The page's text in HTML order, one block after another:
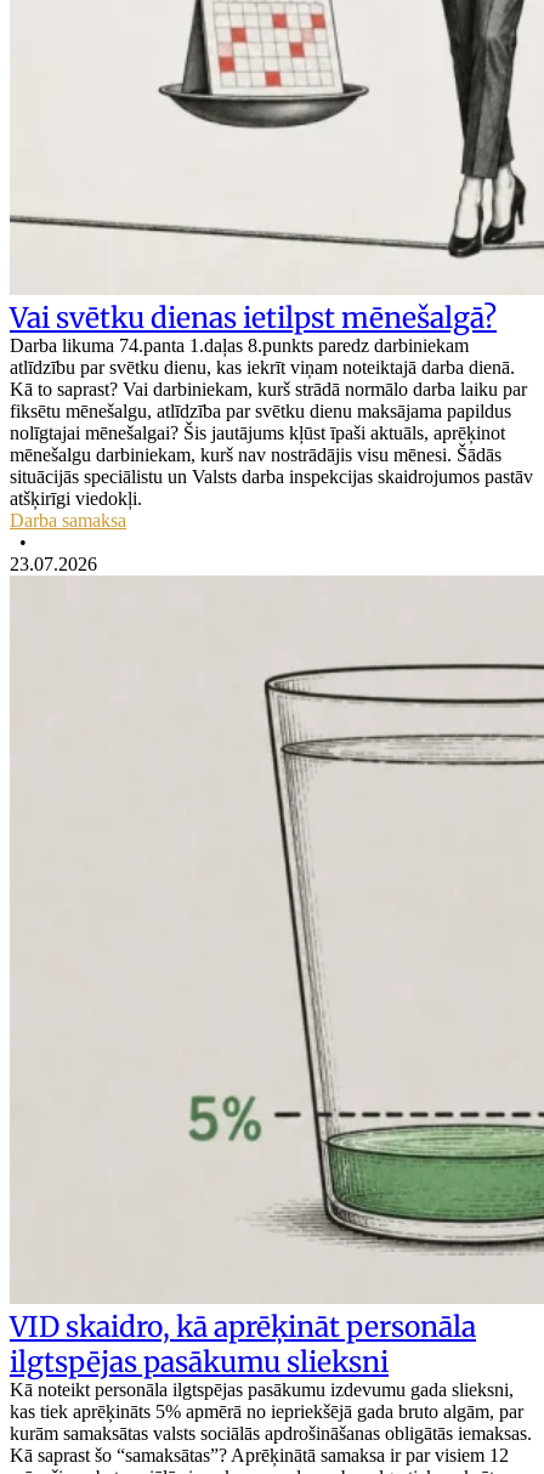
Vai svētku dienas ietilpst mēnešalgā?
Darba likuma 74.panta 1.daļas 8.punkts paredz darbiniekam
atlīdzību par svētku dienu, kas iekrīt viņam noteiktajā darba dienā.
Kā to saprast? Vai darbiniekam, kurš strādā normālo darba laiku par
fiksētu mēnešalgu, atlīdzība par svētku dienu maksājama papildus
nolīgtajai mēnešalgai? Šis jautājums kļūst īpaši aktuāls, aprēķinot
mēnešalgu darbiniekam, kurš nav nostrādājis visu mēnesi. Šādās
situācijās speciālistu un Valsts darba inspekcijas skaidrojumos pastāv
atšķirīgi viedokļi.
Darba samaksa
•
23.07.2026
VID skaidro, kā aprēķināt personāla
ilgtspējas pasākumu slieksni
Kā noteikt personāla ilgtspējas pasākumu izdevumu gada slieksni,
kas tiek aprēķināts 5% apmērā no iepriekšējā gada bruto algām, par
kurām samaksātas valsts sociālās apdrošināšanas obligātās iemaksas.
Kā saprast šo “samaksātas”? Aprēķinātā samaksa ir par visiem 12